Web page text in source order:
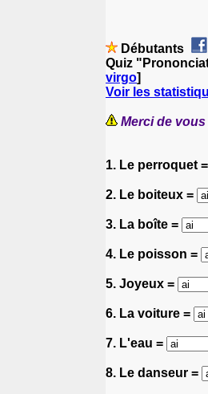
Débutants
Quiz
virgo]
Voir les
Merci de vous
1. Le perroquet =
2. Le boiteux =
3. La boîte =
4. Le poisson =
5. Joyeux =
6. La voiture =
7. L'eau =
8. Le danseur =